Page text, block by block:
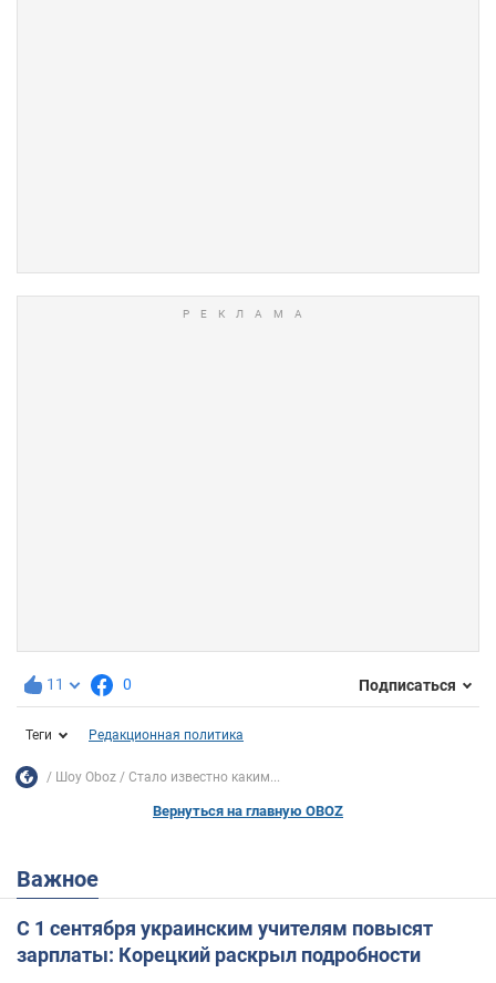
11 0 Подписаться
Теги Редакционная политика
Шоу Oboz Стало известно каким...
Вернуться на главную OBOZ
Важное
С 1 сентября украинским учителям повысят
зарплаты: Корецкий раскрыл подробности